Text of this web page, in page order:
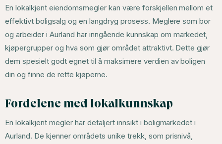
En lokalkjent eiendomsmegler kan være forskjellen mellom et
effektivt boligsalg og en langdryg prosess. Meglere som bor
og arbeider i Aurland har inngående kunnskap om markedet,
kjøpergrupper og hva som gjør området attraktivt. Dette gjør
dem spesielt godt egnet til å maksimere verdien av boligen
din og finne de rette kjøperne.
Fordelene med lokalkunnskap
En lokalkjent megler har detaljert innsikt i boligmarkedet i
Aurland. De kjenner områdets unike trekk, som prisnivå,